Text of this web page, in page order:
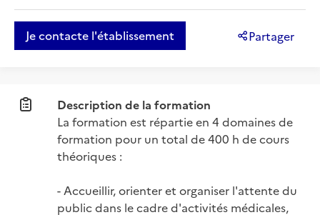
Je contacte l'établissement Partager
Description de la formation
La formation est répartie en 4 domaines de
formation pour un total de 400 h de cours
théoriques :
- Accueillir, orienter et organiser l'attente du
public dans le cadre d'activités médicales,